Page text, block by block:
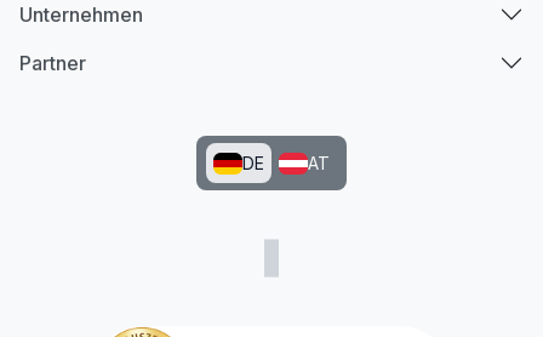
Unternehmen
Partner
DE AT